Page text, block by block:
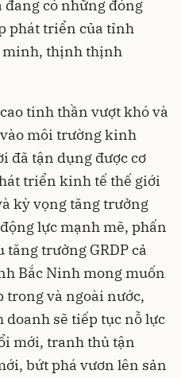
đang có những đóng
phát triển của tỉnh
minh, thịnh thịnh
tinh thần vượt khó và
môi trường kinh
đã tận dụng được cơ
triển kinh tế thế giới
kỳ vọng tăng trưởng
lực mạnh mẽ, phấn
trưởng GRDP cả
Bắc Ninh mong muốn
trong và ngoài nước,
doanh sẽ tiếp tục nỗ lực
mới, tranh thủ tận
bứt phá vươn lên sản